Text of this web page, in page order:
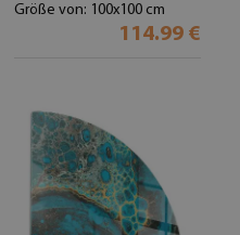
Größe von: 100x100 cm
114.99 €